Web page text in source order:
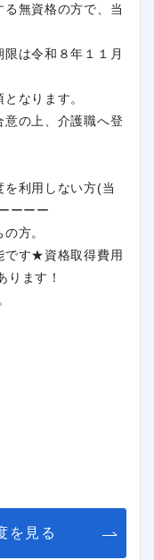
無資格の方で、当
は令和８年１１月
なります。
の上、介護職へ登
を利用しない方(当
ーーー
方。
です★資格取得費用
ります！
を見る